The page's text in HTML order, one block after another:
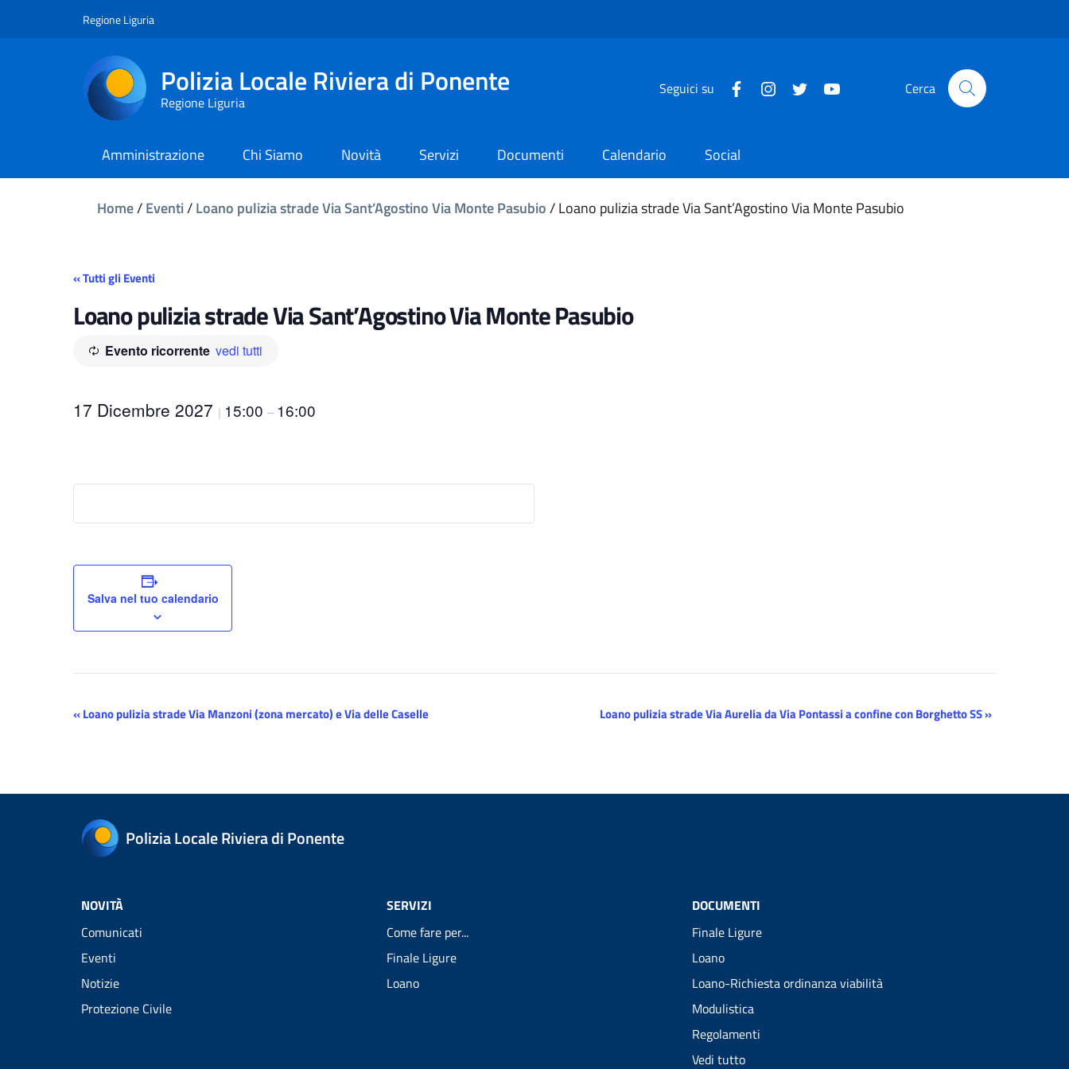
Regione Liguria
Polizia Locale Riviera di Ponente
Regione Liguria
Seguici su Cerca
Amministrazione Chi Siamo Novità Servizi Documenti Calendario Social
Home/Eventi/Loano pulizia strade Via Sant’Agostino Via Monte Pasubio/Loano pulizia strade Via Sant’Agostino Via Monte Pasubio
« Tutti gli Eventi
Loano pulizia strade Via Sant’Agostino Via Monte Pasubio
Evento ricorrente vedi tutti
17 Dicembre 2027 | 15:00 – 16:00
Salva nel tuo calendario
Evento
«Loano pulizia strade Via Manzoni (zona mercato) e Via delle Caselle Loano pulizia strade Via Aurelia da Via Pontassi a confine con Borghetto SS»
Polizia Locale Riviera di Ponente
NOVITÀ
Comunicati
Eventi
Notizie
Protezione Civile
SERVIZI
Come fare per...
Finale Ligure
Loano
DOCUMENTI
Finale Ligure
Loano
Loano-Richiesta ordinanza viabilità
Modulistica
Regolamenti
Vedi tutto